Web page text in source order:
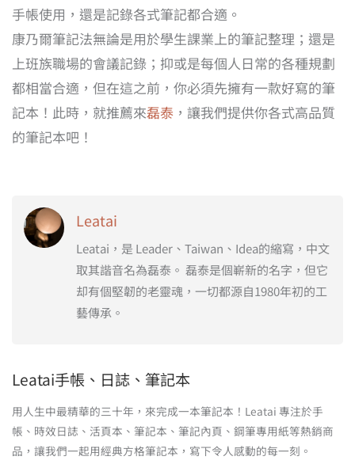
手帳使用，還是記錄各式筆記都合適。
康乃爾筆記法無論是用於學生課業上的筆記整理；還是
上班族職場的會議記錄；抑或是每個人日常的各種規劃
都相當合適，但在這之前，你必須先擁有一款好寫的筆
記本！此時，就推薦來磊泰 ，讓我們提供你各式高品質
的筆記本吧！
Leatai
Leatai，是 Leader、Taiwan、Idea的縮寫，中文
取其諧音名為磊泰。 磊泰是個嶄新的名字，但它
却有個堅韌的老靈魂，一切都源自1980年初的工
藝傳承。
Leatai手帳、日誌、筆記本
用人生中最精華的三十年，來完成一本筆記本！Leatai 專注於手
帳、時效日誌、活頁本、筆記本、筆記內頁、鋼筆專用紙等熱銷商
品，讓我們一起用經典方格筆記本，寫下令人感動的每一刻。